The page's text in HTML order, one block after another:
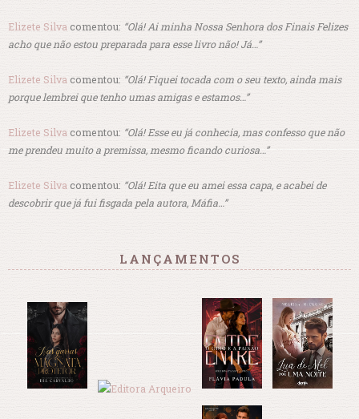
Elizete Silva comentou: “Olá! Ai minha Nossa Senhora dos Finais Felizes
acho que não estou preparada para esse livro não! Já…”
Elizete Silva comentou: “Olá! Fiquei tocada com o seu texto, ainda mais
porque lembrei que tenho umas amigas e estamos…”
Elizete Silva comentou: “Olá! Esse eu já conhecia, mas confesso que não
me prendeu muito a premissa, mesmo ficando curiosa…”
Elizete Silva comentou: “Olá! Eita que eu amei essa capa, e acabei de
descobrir que já fui fisgada pela autora, Máfia…”
LANÇAMENTOS